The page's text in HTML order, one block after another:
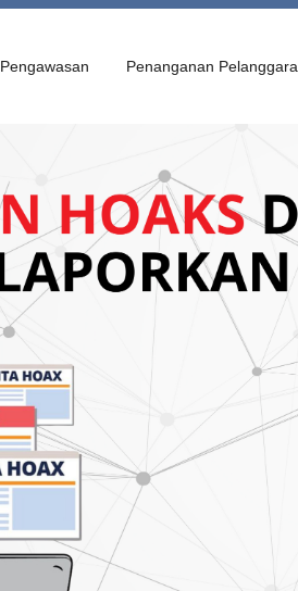
Pengawasan Penanganan